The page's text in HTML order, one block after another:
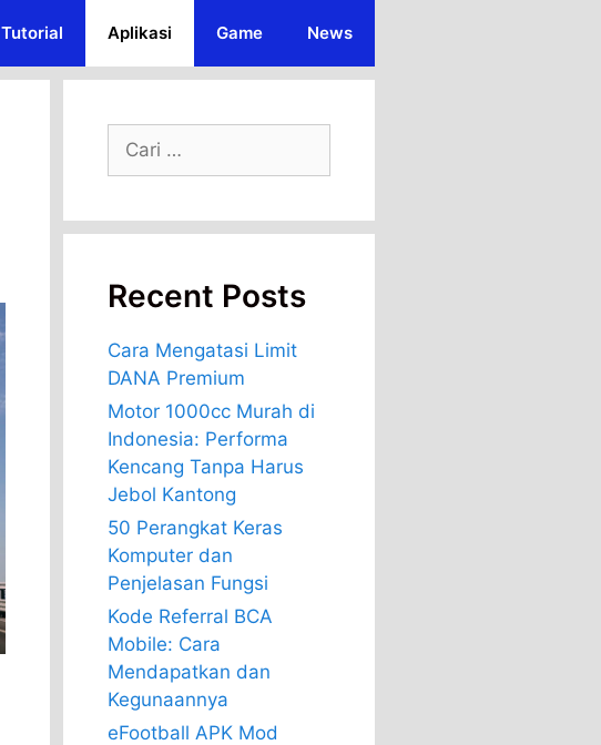
Tutorial Aplikasi Game News
Cari
Recent Posts
Cara Mengatasi Limit
DANA Premium
Motor 1000cc Murah di
Indonesia: Performa
Kencang Tanpa Harus
Jebol Kantong
50 Perangkat Keras
Komputer dan
Penjelasan Fungsi
Kode Referral BCA
Mobile: Cara
Mendapatkan dan
Kegunaannya
eFootball APK Mod